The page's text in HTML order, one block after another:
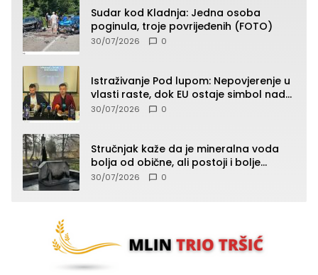
Sudar kod Kladnja: Jedna osoba
poginula, troje povrijeđenih (FOTO)
30/07/2026 0
Istraživanje Pod lupom: Nepovjerenje u
vlasti raste, dok EU ostaje simbol nade
građana
30/07/2026 0
Stručnjak kaže da je mineralna voda
bolja od obične, ali postoji i bolje
rješenje
30/07/2026 0